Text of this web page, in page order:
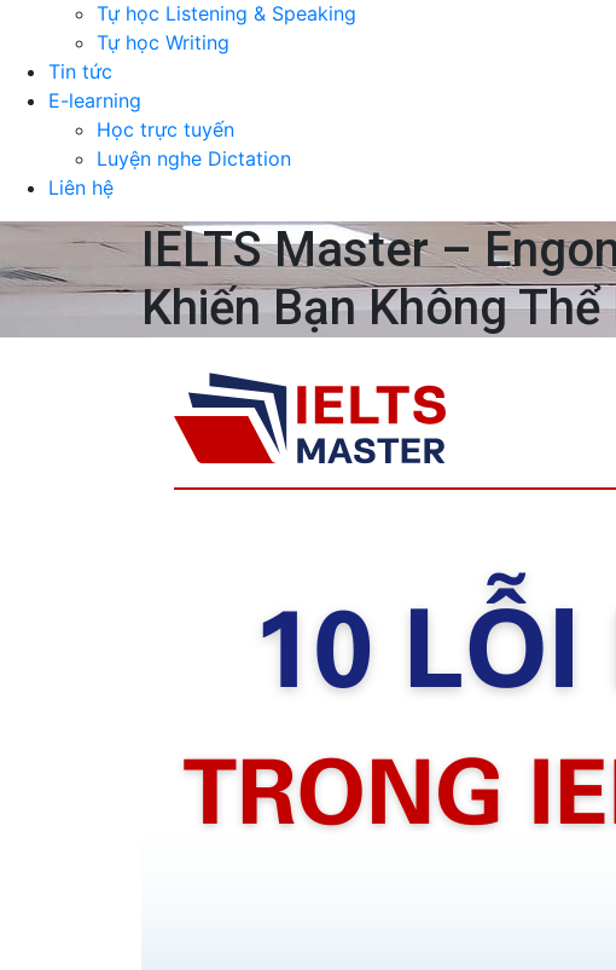
Tự học Listening & Speaking
Tự học Writing
Tin tức
E-learning
Học trực tuyến
Luyện nghe Dictation
Liên hệ
IELTS Master –
Khiến Bạn Không